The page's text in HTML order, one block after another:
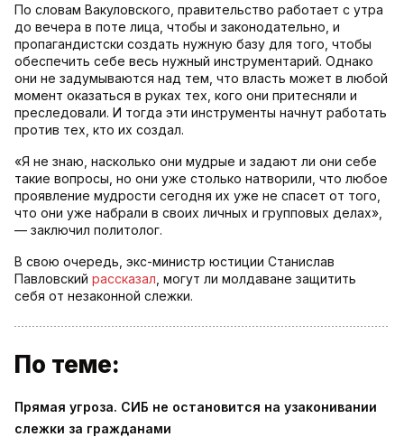
По словам Вакуловского, правительство работает с утра
до вечера в поте лица, чтобы и законодательно, и
пропагандистски создать нужную базу для того, чтобы
обеспечить себе весь нужный инструментарий. Однако
они не задумываются над тем, что власть может в любой
момент оказаться в руках тех, кого они притесняли и
преследовали. И тогда эти инструменты начнут работать
против тех, кто их создал.
«Я не знаю, насколько они мудрые и задают ли они себе
такие вопросы, но они уже столько натворили, что любое
проявление мудрости сегодня их уже не спасет от того,
что они уже набрали в своих личных и групповых делах»,
— заключил политолог.
В свою очередь, экс-министр юстиции Станислав
Павловский рассказал , могут ли молдаване защитить
себя от незаконной слежки.
По теме:
Прямая угроза. СИБ не остановится на узаконивании
слежки за гражданами